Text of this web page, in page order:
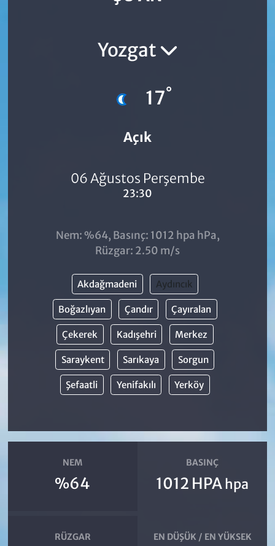
Yozgat
17°
Açık
06 Ağustos Perşembe
23:30
Nem: %64, Basınç: 1012 hpa hPa,
Rüzgar: 2.50 m/s
Akdağmadeni Aydıncık
Boğazlıyan Çandır Çayıralan
Çekerek Kadışehri Merkez
Saraykent Sarıkaya Sorgun
Şefaatli Yenifakılı Yerköy
NEM
%64
BASINÇ
1012 HPA hpa
RÜZGAR EN DÜŞÜK / EN YÜKSEK